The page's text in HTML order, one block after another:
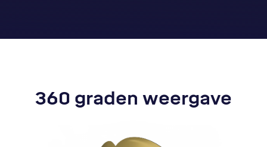
360 graden weergave